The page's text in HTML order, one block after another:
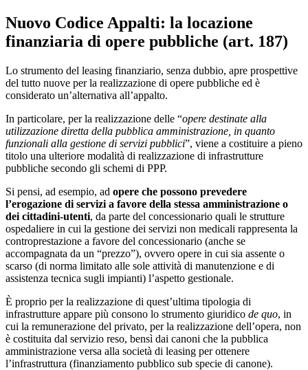
Nuovo Codice Appalti: la locazione
finanziaria di opere pubbliche (art. 187)
Lo strumento del leasing finanziario, senza dubbio, apre prospettive
del tutto nuove per la realizzazione di opere pubbliche ed è
considerato un’alternativa all’appalto.
In particolare, per la realizzazione delle “opere destinate alla
utilizzazione diretta della pubblica amministrazione, in quanto
funzionali alla gestione di servizi pubblici”, viene a costituire a pieno
titolo una ulteriore modalità di realizzazione di infrastrutture
pubbliche secondo gli schemi di PPP.
Si pensi, ad esempio, ad opere che possono prevedere
l’erogazione di servizi a favore della stessa amministrazione o
dei cittadini-utenti, da parte del concessionario quali le strutture
ospedaliere in cui la gestione dei servizi non medicali rappresenta la
controprestazione a favore del concessionario (anche se
accompagnata da un “prezzo”), ovvero opere in cui sia assente o
scarso (di norma limitato alle sole attività di manutenzione e di
assistenza tecnica sugli impianti) l’aspetto gestionale.
È proprio per la realizzazione di quest’ultima tipologia di
infrastrutture appare più consono lo strumento giuridico de quo, in
cui la remunerazione del privato, per la realizzazione dell’opera, non
è costituita dal servizio reso, bensì dai canoni che la pubblica
amministrazione versa alla società di leasing per ottenere
l’infrastruttura (finanziamento pubblico sub specie di canone).